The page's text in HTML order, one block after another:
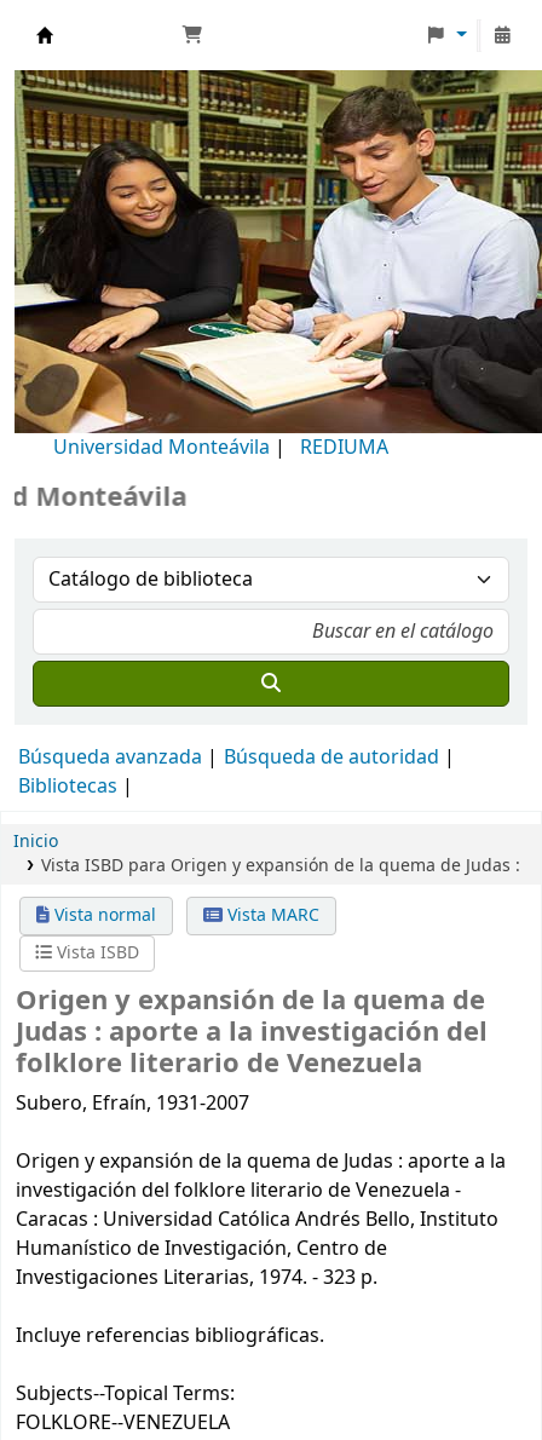
Biblioteca Universidad Monteávila
Universidad Monteávila | REDIUMA
Búsqueda avanzada
Búsqueda de autoridad
Bibliotecas
Inicio
Vista ISBD para Origen y expansión de la quema de Judas :
Vista normal
Vista MARC
Vista ISBD
Origen y expansión de la quema de
Judas : aporte a la investigación del
folklore literario de Venezuela
Subero, Efraín, 1931-2007
Origen y expansión de la quema de Judas : aporte a la
investigación del folklore literario de Venezuela -
Caracas : Universidad Católica Andrés Bello, Instituto
Humanístico de Investigación, Centro de
Investigaciones Literarias, 1974. - 323 p.
Incluye referencias bibliográficas.
Subjects--Topical Terms:
FOLKLORE--VENEZUELA